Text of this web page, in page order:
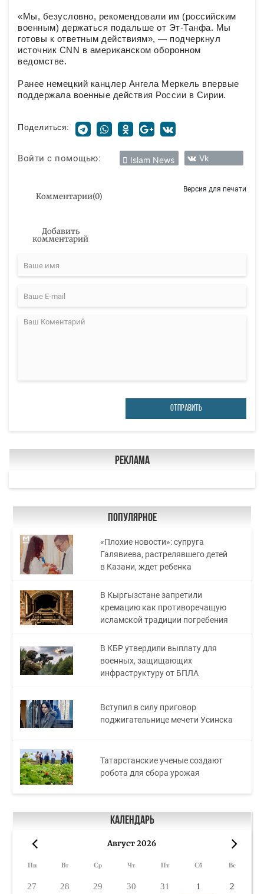
«Мы, безусловно, рекомендовали им (российским
военным) держаться подальше от Эт-Танфа. Мы
готовы к ответным действиям», — подчеркнул
источник CNN в американском оборонном
ведомстве.
Ранее немецкий канцлер Ангела Меркель впервые
поддержала военные действия России в Сирии.
Поделиться:
Войти с помощью: Islam News Vk
Комментарии(0)
Версия для печати
Добавить
комментарий
ОТПРАВИТЬ
Реклама
Популярное
«Плохие новости»: супруга
Галявиева, растрелявшего детей
в Казани, ждет ребенка
В Кыргызстане запретили
кремацию как противоречащую
исламской традиции погребения
В КБР утвердили выплату для
военных, защищающих
инфраструктуру от БПЛА
Вступил в силу приговор
поджигательнице мечети Усинска
Татарстанские ученые создают
робота для сбора урожая
Календарь
Август 2026
Пн Вт Ср Чт Пт Сб Вс
27 28 29 30 31 1 2